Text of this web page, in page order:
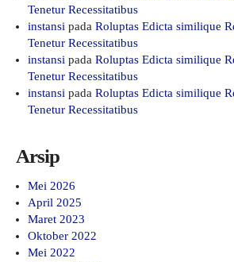
Tenetur Recessitatibus
instansi pada Roluptas Edicta similique
Tenetur Recessitatibus
instansi pada Roluptas Edicta similique
Tenetur Recessitatibus
instansi pada Roluptas Edicta similique
Tenetur Recessitatibus
Arsip
Mei 2026
April 2025
Maret 2023
Oktober 2022
Mei 2022